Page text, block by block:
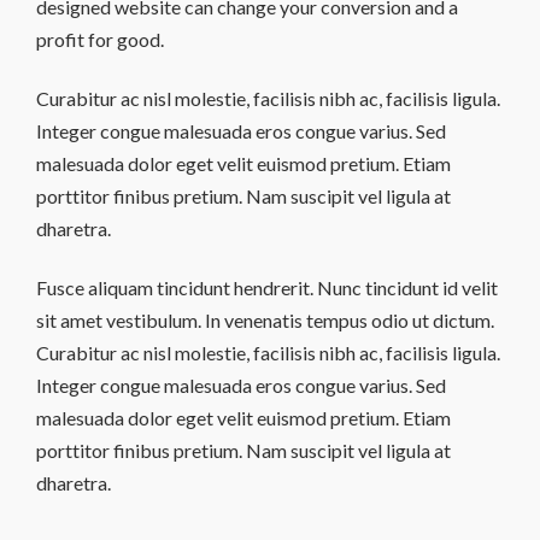
designed website can change your conversion and a
profit for good.
Curabitur ac nisl molestie, facilisis nibh ac, facilisis ligula.
Integer congue malesuada eros congue varius. Sed
malesuada dolor eget velit euismod pretium. Etiam
porttitor finibus pretium. Nam suscipit vel ligula at
dharetra.
Fusce aliquam tincidunt hendrerit. Nunc tincidunt id velit
sit amet vestibulum. In venenatis tempus odio ut dictum.
Curabitur ac nisl molestie, facilisis nibh ac, facilisis ligula.
Integer congue malesuada eros congue varius. Sed
malesuada dolor eget velit euismod pretium. Etiam
porttitor finibus pretium. Nam suscipit vel ligula at
dharetra.